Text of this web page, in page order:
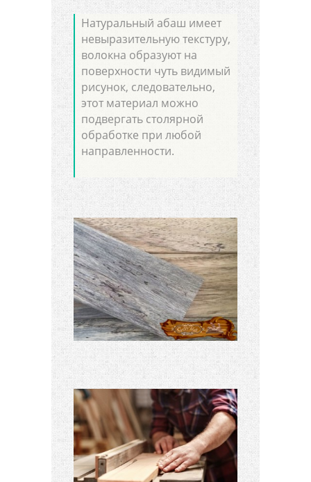
Натуральный абаш имеет
невыразительную текстуру,
волокна образуют на
поверхности чуть видимый
рисунок, следовательно,
этот материал можно
подвергать столярной
обработке при любой
направленности.